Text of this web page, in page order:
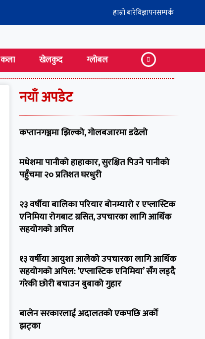
हाम्रो बारेविज्ञापनसम्पर्क
कला खेलकुद ग्लोबल
नयाँ अपडेट
कप्तानगञ्जमा झिल्को, गोलबजारमा डढेलो
मधेशमा पानीको हाहाकार, सुरक्षित पिउने पानीको
पहुँचमा २० प्रतिशत घरधुरी
२३ वर्षीया बालिका परियार बोनम्यारो र एप्लास्टिक
एनिमिया रोगबाट ग्रसित, उपचारका लागि आर्थिक
सहयोगको अपिल
१३ वर्षीया आयुशा आलेको उपचारका लागि आर्थिक
सहयोगको अपिल: ‘एप्लास्टिक एनिमिया’ सँग लड्दै
गरेकी छोरी बचाउन बुबाको गुहार
बालेन सरकारलाई अदालतको एकपछि अर्को
झट्का